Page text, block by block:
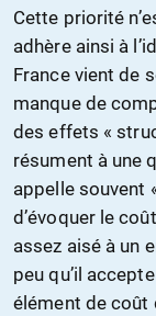
Cette priorité
adhère ainsi à
France vient de
manque de
des effets «
résument à une
appelle souvent
d’évoquer le
assez aisé à un
peu qu’il
élément de coût